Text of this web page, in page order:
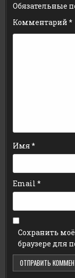
Обязательные
Комментарий*
Имя*
Email*
Сохранить
браузере для